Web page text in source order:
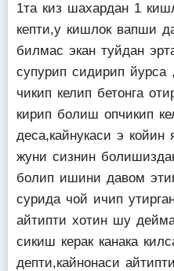
1та киз шахардан 1
кепти,у кишлок вапши
билмас экан туйдан
супурип сидирип йурса
чикип келип бетонга
кирип болиш опчикип
деса,кайнукаси э койин
жуни сизнин
болип ишини давом
сурида чой ичип
айтипти хотин шу
сикиш керак канака
депти,кайнонаси